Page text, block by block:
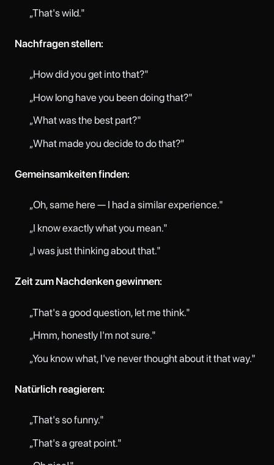
„That's wild."
Nachfragen stellen:
„How did you get into that?"
„How long have you been doing that?"
„What was the best part?"
„What made you decide to do that?"
Gemeinsamkeiten finden:
„Oh, same here — I had a similar experience."
„I know exactly what you mean."
„I was just thinking about that."
Zeit zum Nachdenken gewinnen:
„That's a good question, let me think."
„Hmm, honestly I'm not sure."
„You know what, I've never thought about it that way."
Natürlich reagieren:
„That's so funny."
„That's a great point."